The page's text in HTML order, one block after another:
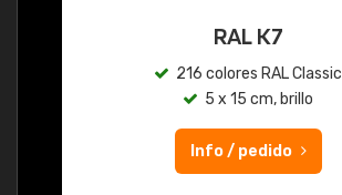
RAL K7
216 colores RAL Classic
5 x 15 cm, brillo
Info / pedido